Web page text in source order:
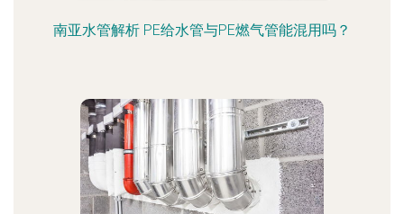
南亚水管解析 PE给水管与PE燃气管能混用吗？